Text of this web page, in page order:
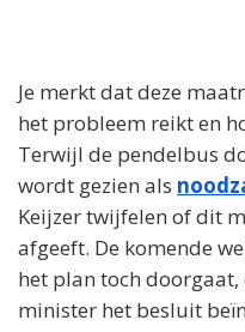
Je merkt dat deze
het probleem reikt en
Terwijl de pendelbus
wordt gezien als
Keijzer twijfelen of dit
afgeeft. De komende
het plan toch
minister het besluit